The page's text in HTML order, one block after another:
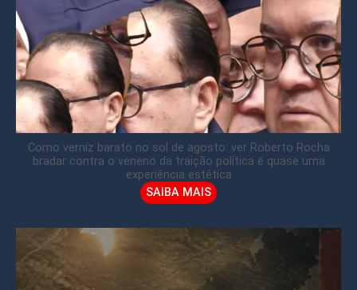
Como verniz barato no sol de agosto: ver Roberto Rocha
bradar contra o veneno da traição política é quase uma
experiência estética
SAIBA MAIS